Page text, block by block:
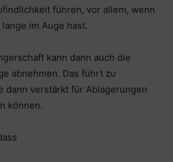
führen, vor allem, wenn
im Auge hast.
kann dann auch die
abnehmen. Das führt zu
dann verstärkt für Ablagerungen
können.